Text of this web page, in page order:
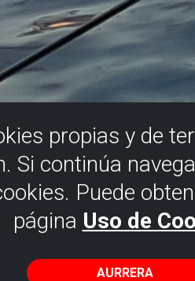
propias y de
Si continúa
Puede
página Uso de
AURRERA